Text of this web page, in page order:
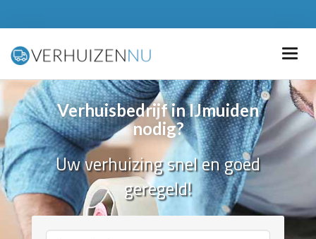
Verhuisbedrijf in IJmuiden
nodig?
Uw verhuizing snel en goed
geregeld!